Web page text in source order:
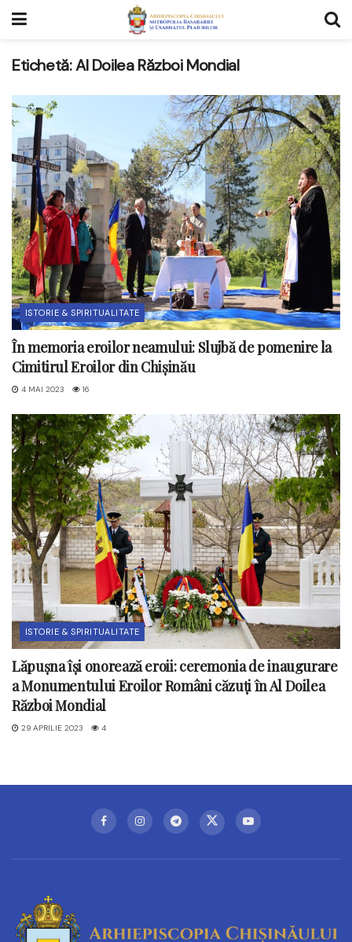
Etichetă:Al Doilea Război Mondial
ISTORIE & SPIRITUALITATE
În memoria eroilor neamului: Slujbă de pomenire la
Cimitirul Eroilor din Chișinău
4 MAI 2023 16
ISTORIE & SPIRITUALITATE
Lăpușna își onorează eroii: ceremonia de inaugurare
a Monumentului Eroilor Români căzuți în Al Doilea
Război Mondial
29 APRILIE 2023 4